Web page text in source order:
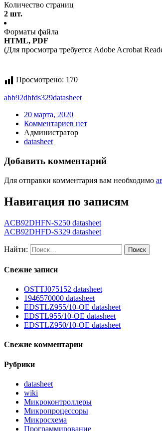
Количество страниц
2 шт.
Форматы файла
HTML, PDF
(Для просмотра требуется Adobe Acrobat
Просмотрено: 170
abb92dhfds329datasheet
20 марта, 2020
Комментариев нет
Администратор
datasheet
Добавить комментарий
Для отправки комментария вам необходимо
Навигация по записям
ACB92DHFN-S250 datasheet
ACB92DHFD-S329 datasheet
Найти:
Свежие записи
OSTTJ075152 datasheet
1946570000 datasheet
EDSTLZ955/10-OE datasheet
EDSTL955/10-OE datasheet
EDSTLZ950/10-OE datasheet
Свежие комментарии
Рубрики
datasheet
wiki
Микроконтроллеры
Микропроцессоры
Микросхема
Программирование